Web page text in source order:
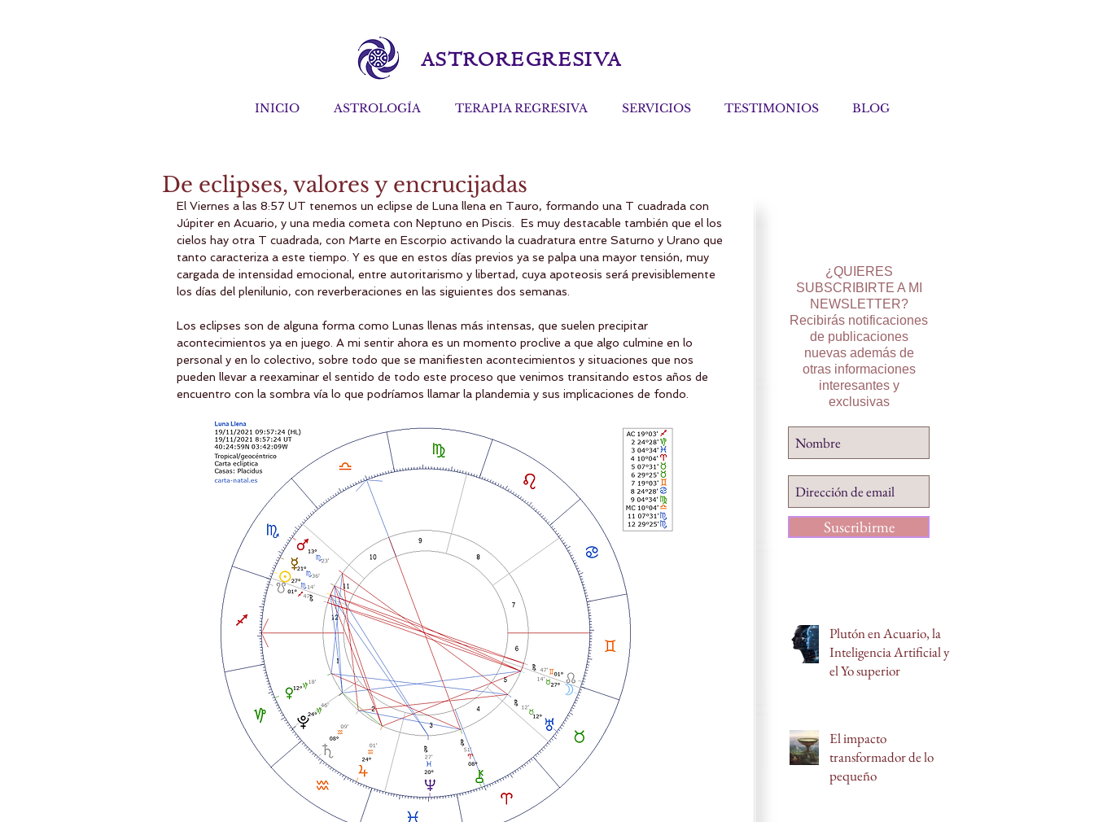
ASTROREGRESIVA
INICIO ASTROLOGÍA TERAPIA REGRESIVA SERVICIOS TESTIMONIOS BLOG
De eclipses, valores y encrucijadas
El Viernes a las 8:57 UT tenemos un eclipse de Luna llena en Tauro, formando una T cuadrada con
Júpiter en Acuario, y una media cometa con Neptuno en Piscis.  Es muy destacable también que el los
cielos hay otra T cuadrada, con Marte en Escorpio activando la cuadratura entre Saturno y Urano que
tanto caracteriza a este tiempo. Y es que en estos días previos ya se palpa una mayor tensión, muy
cargada de intensidad emocional, entre autoritarismo y libertad, cuya apoteosis será previsiblemente
los días del plenilunio, con reverberaciones en las siguientes dos semanas.
Los eclipses son de alguna forma como Lunas llenas más intensas, que suelen precipitar
acontecimientos ya en juego. A mi sentir ahora es un momento proclive a que algo culmine en lo
personal y en lo colectivo, sobre todo que se manifiesten acontecimientos y situaciones que nos
pueden llevar a reexaminar el sentido de todo este proceso que venimos transitando estos años de
encuentro con la sombra vía lo que podríamos llamar la plandemia y sus implicaciones de fondo.
Plutón en Acuario, la
Inteligencia Artificial y
el Yo superior
El impacto
transformador de lo
pequeño
¿QUIERES
SUBSCRIBIRTE A MI
NEWSLETTER?
Recibirás notificaciones
de publicaciones
nuevas además de
otras informaciones
interesantes y
exclusivas
Suscribirme